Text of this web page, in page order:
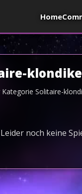
Home
Kategorie Solitaire-
Leider noch keine